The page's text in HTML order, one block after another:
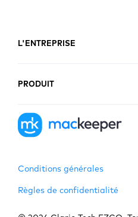
L'ENTREPRISE
PRODUIT
Conditions générales
Règles de confidentialité